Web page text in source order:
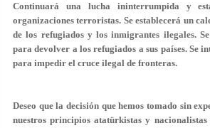
Continuará una lucha ininterrumpida y
organizaciones terroristas. Se establecerá un
de los refugiados y los inmigrantes ilegales.
para devolver a los refugiados a sus países. Se
para impedir el cruce ilegal de fronteras.
Deseo que la decisión que hemos tomado sin
nuestros principios atatürkistas y